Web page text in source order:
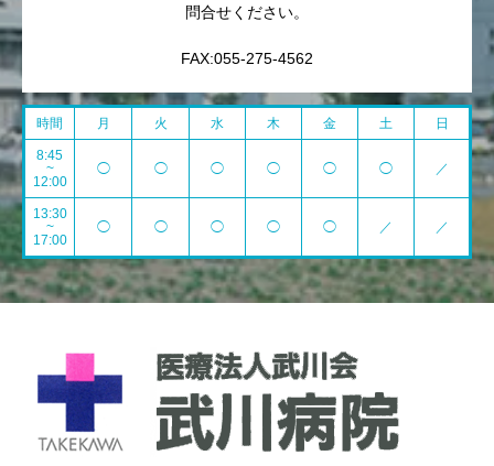
問合せください。
FAX:055-275-4562
時間 月 火 水 木 金 土 日
8:45
~
12:00
◯ ◯ ◯ ◯ ◯ ◯ ／
13:30
~
17:00
◯ ◯ ◯ ◯ ◯ ／ ／